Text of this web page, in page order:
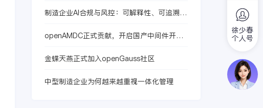
制造企业AI合规与风控：可解释性、可追溯性
openAMDC正式贡献，开启国产中间件开源
金蝶天燕正式加入openGauss社区
中型制造企业为何越来越重视一体化管理
徐少春
个人号